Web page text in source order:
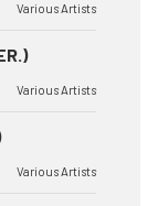
Various Artists
Various Artists
Various Artists